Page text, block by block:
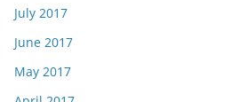
July 2017
June 2017
May 2017